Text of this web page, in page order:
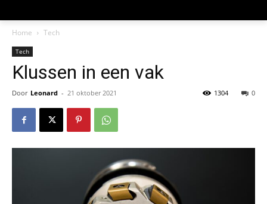
Home Tech
Tech
Klussen in een vak
Door Leonard - 21 oktober 2021 0
1304